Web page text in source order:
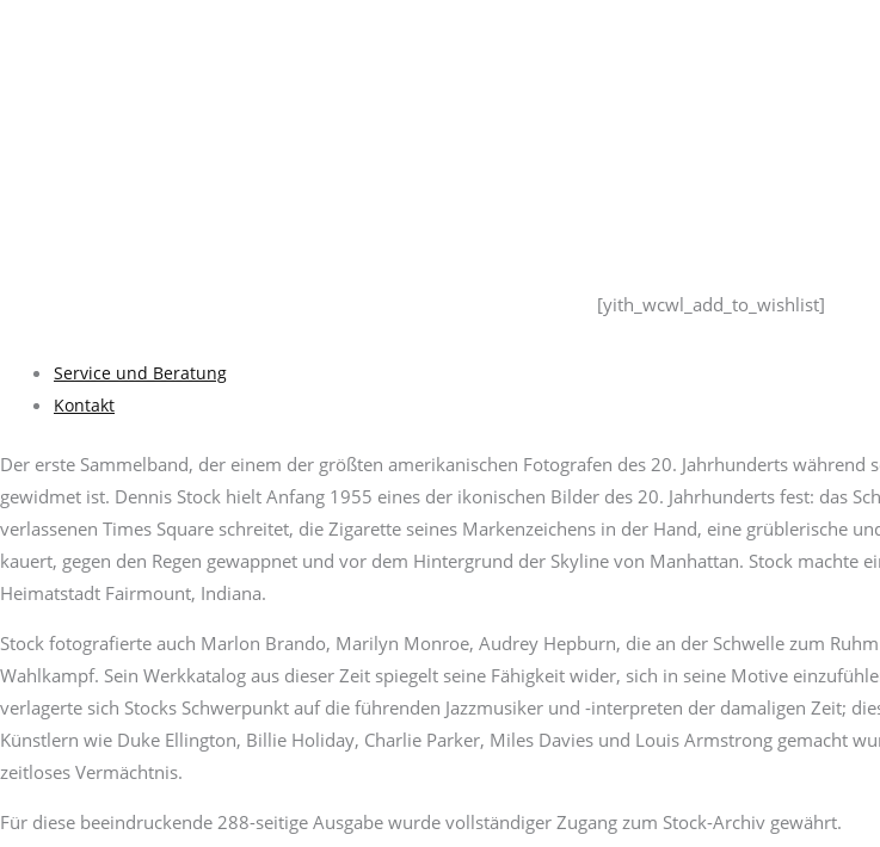
[yith_wcwl_add_to_wishlist]
Service und Beratung
Kontakt
Der erste Sammelband, der einem der größten amerikanischen Fotografen des 20. Jahrhunderts
gewidmet ist. Dennis Stock hielt Anfang 1955 eines der ikonischen Bilder des 20. Jahrhunderts fest: das
verlassenen Times Square schreitet, die Zigarette seines Markenzeichens in der Hand, eine grüblerische
kauert, gegen den Regen gewappnet und vor dem Hintergrund der Skyline von Manhattan. Stock machte
Heimatstadt Fairmount, Indiana.
Stock fotografierte auch Marlon Brando, Marilyn Monroe, Audrey Hepburn, die an der Schwelle zum
Wahlkampf. Sein Werkkatalog aus dieser Zeit spiegelt seine Fähigkeit wider, sich in seine Motive
verlagerte sich Stocks Schwerpunkt auf die führenden Jazzmusiker und -interpreten der damaligen Zeit;
Künstlern wie Duke Ellington, Billie Holiday, Charlie Parker, Miles Davies und Louis Armstrong gemacht
zeitloses Vermächtnis.
Für diese beeindruckende 288-seitige Ausgabe wurde vollständiger Zugang zum Stock-Archiv gewährt.